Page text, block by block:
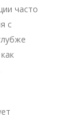
часто
с